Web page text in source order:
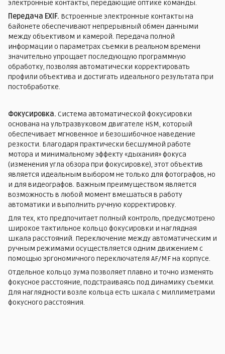
электронные контакты, передающие оптике команды.
Передача EXIF. Встроенные электронные контакты на
байонете обеспечивают непрерывный обмен данными
между объективом и камерой. Передача полной
информации о параметрах съемки в реальном времени
значительно упрощает последующую программную
обработку, позволяя автоматически корректировать
профили объектива и достигать идеального результата при
постобработке.
Фокусировка. Система автоматической фокусировки
основана на ультразвуковом двигателе HSM, который
обеспечивает мгновенное и безошибочное наведение
резкости. Благодаря практически бесшумной работе
мотора и минимальному эффекту «дыхания» фокуса
(изменения угла обзора при фокусировке), этот объектив
является идеальным выбором не только для фотографов, но
и для видеографов. Важным преимуществом является
возможность в любой момент вмешаться в работу
автоматики и выполнить ручную корректировку.
Для тех, кто предпочитает полный контроль, предусмотрено
широкое тактильное кольцо фокусировки и наглядная
шкала расстояний. Переключение между автоматическим и
ручным режимами осуществляется одним движением с
помощью эргономичного переключателя AF/MF на корпусе.
Отдельное кольцо зума позволяет плавно и точно изменять
фокусное расстояние, подстраиваясь под динамику съемки.
Для наглядности возле кольца есть шкала с миллиметрами
фокусного расстояния.